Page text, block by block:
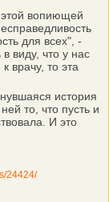
вопиющей
для всех", -
виду, что у нас
врачу, то эта
история
то, что пусть и
И это
24424/